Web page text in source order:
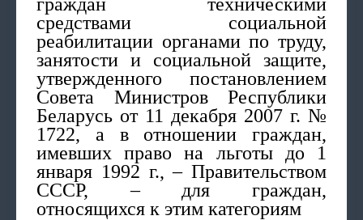
средствами социальной
реабилитации органами по труду,
занятости и социальной защите,
утвержденного постановлением
Совета Министров Республики
Беларусь от 11 декабря 2007 г. №
1722, а в отношении граждан,
имевших право на льготы до 1
января 1992 г., – Правительством
СССР, – для граждан,
относящихся к этим категориям